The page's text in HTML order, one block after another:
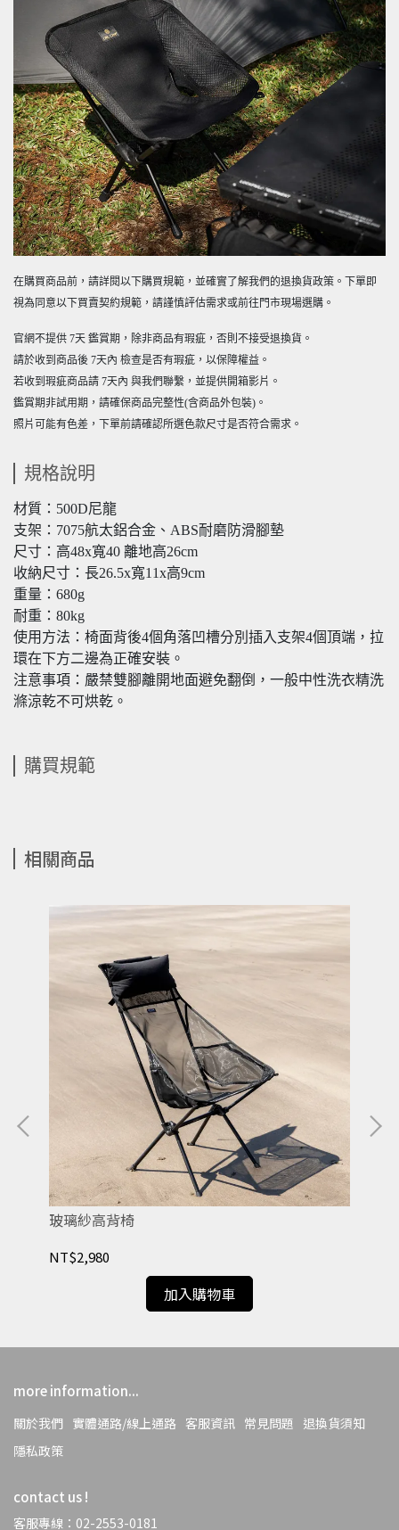
在購買商品前，請詳閱以下購買規範，並確實了解我們的退換貨政策。下單即
視為同意以下買賣契約規範，請謹慎評估需求或前往門市現場選購。
官網不提供 7天 鑑賞期，除非商品有瑕疵，否則不接受退換貨。
請於收到商品後 7天內 檢查是否有瑕疵，以保障權益。
若收到瑕疵商品請 7天內 與我們聯繫，並提供開箱影片。
鑑賞期非試用期，請確保商品完整性(含商品外包裝)。
照片可能有色差，下單前請確認所選色款尺寸是否符合需求。
規格說明
材質：500D尼龍
支架：7075航太鋁合金、ABS耐磨防滑腳墊
尺寸：高48x寬40 離地高26cm
收納尺寸：長26.5x寬11x高9cm
重量：680g
耐重：80kg
使用方法：椅面背後4個角落凹槽分別插入支架4個頂端，拉
環在下方二邊為正確安裝。
注意事項：嚴禁雙腳離開地面避免翻倒，一般中性洗衣精洗
滌涼乾不可烘乾。
購買規範
相關商品
玻璃紗高背椅
NT$2,980
加入購物車
more information...
關於我們 實體通路/線上通路 客服資訊 常見問題 退換貨須知
隱私政策
contact us !
客服專線：02-2553-0181